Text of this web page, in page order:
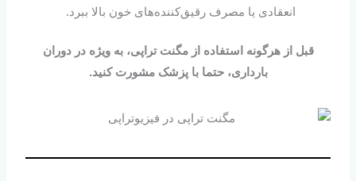
انعقادی یا مصرف رقیق‌کننده‌های خون بالا ببرد.
قبل از هرگونه استفاده از مگنت تراپی، به ویژه در دوران
بارداری، حتما با پزشک مشورت کنید.